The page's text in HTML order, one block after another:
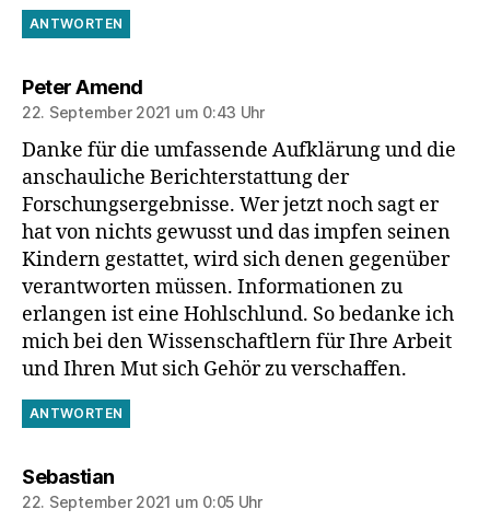
ANTWORTEN
Peter Amendsagt:
22. September 2021 um 0:43 Uhr
Danke für die umfassende Aufklärung und die
anschauliche Berichterstattung der
Forschungsergebnisse. Wer jetzt noch sagt er
hat von nichts gewusst und das impfen seinen
Kindern gestattet, wird sich denen gegenüber
verantworten müssen. Informationen zu
erlangen ist eine Hohlschlund. So bedanke ich
mich bei den Wissenschaftlern für Ihre Arbeit
und Ihren Mut sich Gehör zu verschaffen.
ANTWORTEN
Sebastiansagt:
22. September 2021 um 0:05 Uhr